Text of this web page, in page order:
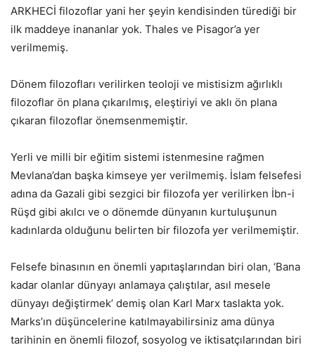
ARKHECİ filozoflar yani her şeyin kendisinden türediği bir
ilk maddeye inananlar yok. Thales ve Pisagor’a yer
verilmemiş.
Dönem filozofları verilirken teoloji ve mistisizm ağırlıklı
filozoflar ön plana çıkarılmış, eleştiriyi ve aklı ön plana
çıkaran filozoflar önemsenmemiştir.
Yerli ve milli bir eğitim sistemi istenmesine rağmen
Mevlana’dan başka kimseye yer verilmemiş. İslam felsefesi
adına da Gazali gibi sezgici bir filozofa yer verilirken İbn-i
Rüşd gibi akılcı ve o dönemde dünyanın kurtuluşunun
kadınlarda olduğunu belirten bir filozofa yer verilmemiştir.
Felsefe binasının en önemli yapıtaşlarından biri olan, ‘Bana
kadar olanlar dünyayı anlamaya çalıştılar, asıl mesele
dünyayı değiştirmek’ demiş olan Karl Marx taslakta yok.
Marks’ın düşüncelerine katılmayabilirsiniz ama dünya
tarihinin en önemli filozof, sosyolog ve iktisatçılarından biri